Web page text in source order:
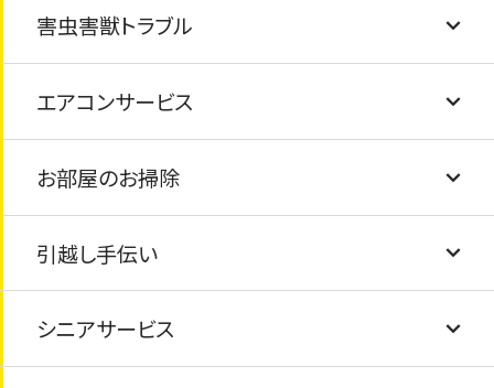
タイル交換/ひび割れ
フェンス工事
塗装工事
屋根の葺き替え
防水工事
布団・毛布の処分
仏壇の処分・閉眼供養
ピアノの処分
太陽光パネルの処分
太陽熱温水器の処分
家具組み立て
排水溝の詰まり
トイレの詰まり
給湯器の交換
水道の蛇口交換
蛇口の水漏れ
害虫害獣トラブル
シロアリ・害虫駆除
害獣駆除
エアコンサービス
エアコンクリーニング
エアコン取付け・取外し
エアコンの撤去・処分
お部屋のお掃除
畳の交換
障子・襖の張り替え
引越し手伝い
引越し手伝い
シニアサービス